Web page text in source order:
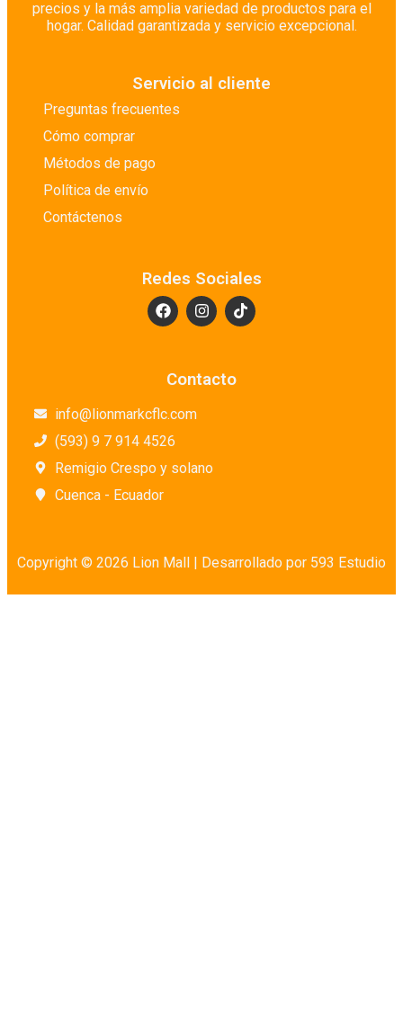
precios y la más amplia variedad de productos para el
hogar. Calidad garantizada y servicio excepcional.
Servicio al cliente
Preguntas frecuentes
Cómo comprar
Métodos de pago
Política de envío
Contáctenos
Redes Sociales
Contacto
info@lionmarkcflc.com
(593) 9 7 914 4526
Remigio Crespo y solano
Cuenca - Ecuador
Copyright © 2026 Lion Mall | Desarrollado por 593 Estudio